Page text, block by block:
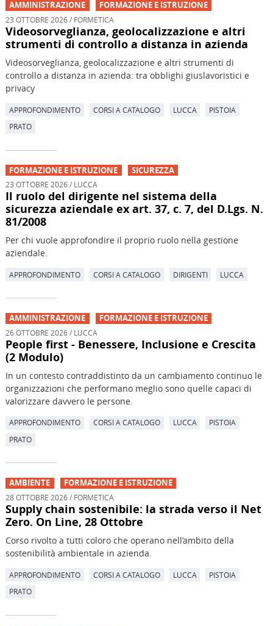
AMMINISTRAZIONE FORMAZIONE E ISTRUZIONE
23 OTTOBRE 2026 / FORMETICA
Videosorveglianza, geolocalizzazione e altri
strumenti di controllo a distanza in azienda
Videosorveglianza, geolocalizzazione e altri strumenti di
controllo a distanza in azienda: tra obblighi giuslavoristici e
privacy
APPROFONDIMENTO CORSI A CATALOGO LUCCA
PISTOIA
PRATO
FORMAZIONE E ISTRUZIONE SICUREZZA
23 OTTOBRE 2026 / LUCCA
Il ruolo del dirigente nel sistema della
sicurezza aziendale ex art. 37, c. 7, del D.Lgs. N.
81/2008
Per chi vuole approfondire il proprio ruolo nella gestione
aziendale.
APPROFONDIMENTO CORSI A CATALOGO DIRIGENTI LUCCA
AMMINISTRAZIONE FORMAZIONE E ISTRUZIONE
26 OTTOBRE 2026 / LUCCA
People first - Benessere, Inclusione e Crescita
(2 Modulo)
In un contesto contraddistinto da un cambiamento continuo le
organizzazioni che performano meglio sono quelle capaci di
valorizzare davvero le persone.
APPROFONDIMENTO CORSI A CATALOGO LUCCA
PISTOIA
PRATO
AMBIENTE FORMAZIONE E ISTRUZIONE
28 OTTOBRE 2026 / FORMETICA
Supply chain sostenibile: la strada verso il Net
Zero. On Line, 28 Ottobre
Corso rivolto a tutti coloro che operano nell’ambito della
sostenibilità ambientale in azienda.
APPROFONDIMENTO CORSI A CATALOGO LUCCA
PISTOIA
PRATO